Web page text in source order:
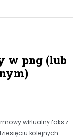
w png (lub
wirtualny faks z
kolejnych